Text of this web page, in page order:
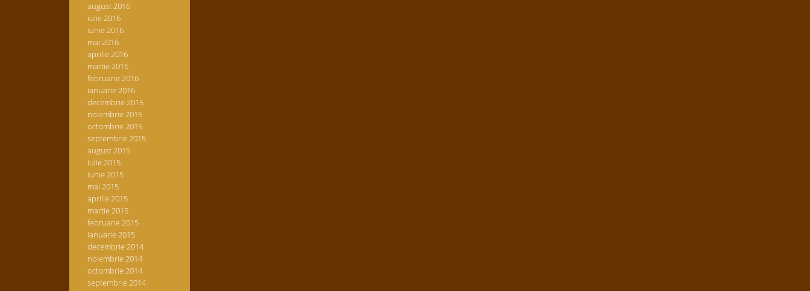
august 2016
iulie 2016
iunie 2016
mai 2016
aprilie 2016
martie 2016
februarie 2016
ianuarie 2016
decembrie 2015
noiembrie 2015
octombrie 2015
septembrie 2015
august 2015
iulie 2015
iunie 2015
mai 2015
aprilie 2015
martie 2015
februarie 2015
ianuarie 2015
decembrie 2014
noiembrie 2014
octombrie 2014
septembrie 2014